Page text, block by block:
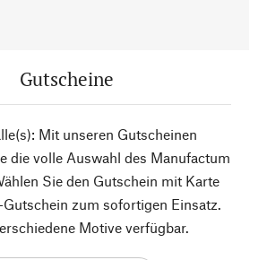
Gutscheine
Mit unseren Gutscheinen
die volle Auswahl des Manufactum
Sie den Gutschein mit Karte
zum sofortigen Einsatz.
Motive verfügbar.